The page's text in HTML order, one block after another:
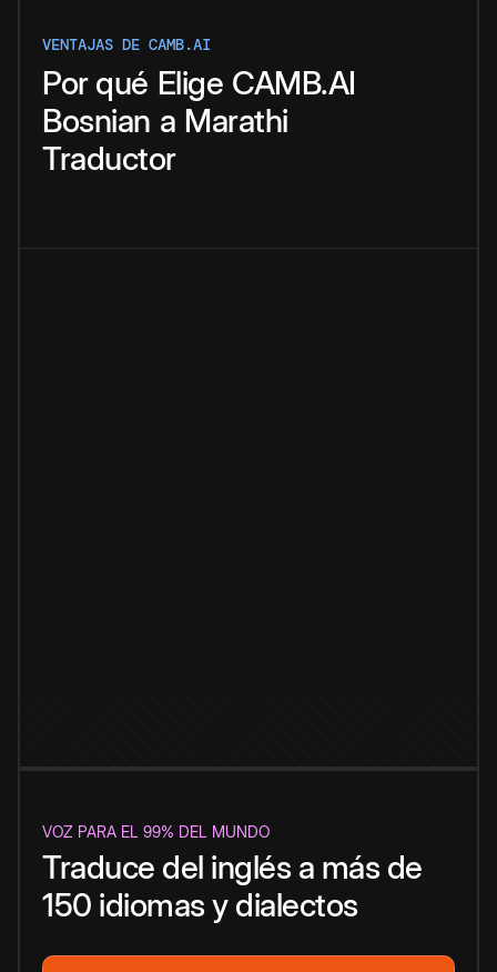
VENTAJAS DE CAMB.AI
Por qué Elige CAMB.AI
Bosnian a Marathi
Traductor
VOZ PARA EL 99% DEL MUNDO
Traduce del inglés a más de
150 idiomas y dialectos